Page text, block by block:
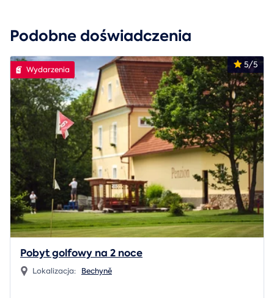
Podobne doświadczenia
5/5
Wydarzenia
Pobyt golfowy na 2 noce
Lokalizacja: Bechyně